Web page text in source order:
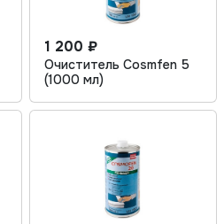
1 200 ₽
Очиститель Cosmfen 5
(1000 мл)